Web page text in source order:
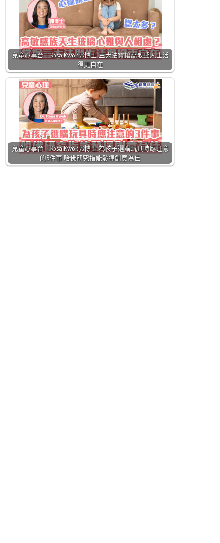
兒童心事台｜Rosa Kwok郭博士 三大法寶讓高敏感人士活
得更自在
兒童心事台｜Rosa Kwok郭博士 為孩子選購玩具時應注意
的3件事 哈佛研究指能發揮創意為佳